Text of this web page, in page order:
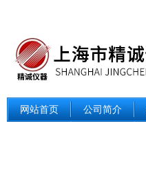
网站首页 公司简介